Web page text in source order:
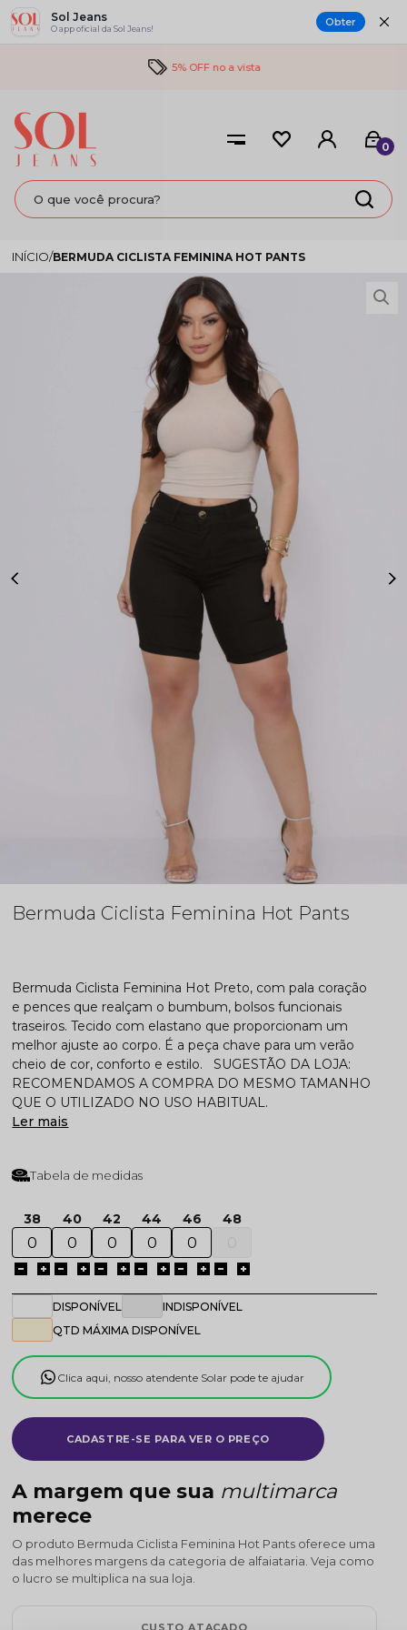
Sol Jeans
O app oficial da Sol Jeans! Obter
5% OFF no a vista
0
BERMUDA CICLISTA FEMININA HOT PANTS
Bermuda Ciclista Feminina Hot Pants
CADASTRE-SE PARA VER O PREÇO
Bermuda Ciclista Feminina Hot Preto, com pala coração
e pences que realçam o bumbum, bolsos funcionais
traseiros. Tecido com elastano que proporcionam um
melhor ajuste ao corpo. É a peça chave para um verão
cheio de cor, conforto e estilo. SUGESTÃO DA LOJA:
RECOMENDAMOS A COMPRA DO MESMO TAMANHO
QUE O UTILIZADO NO USO HABITUAL.
Ler mais
Tabela de medidas
38 40 42 44 46 48
DISPONÍVEL
INDISPONÍVEL
QTD MÁXIMA DISPONÍVEL
Clica aqui, nosso atendente Solar pode te ajudar
A margem que sua multimarca
merece
O produto Bermuda Ciclista Feminina Hot Pants oferece uma
das melhores margens da categoria de alfaiataria. Veja como
o lucro se multiplica na sua loja.
CUSTO ATACADO